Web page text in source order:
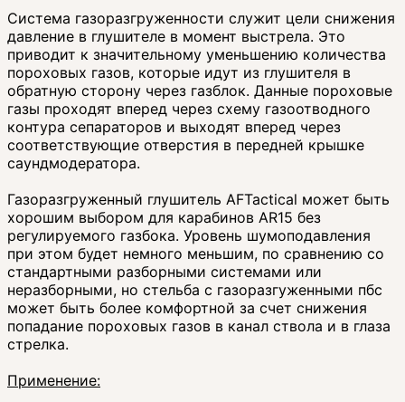
Система газоразгруженности служит цели снижения
давление в глушителе в момент выстрела. Это
приводит к значительному уменьшению количества
пороховых газов, которые идут из глушителя в
обратную сторону через газблок. Данные пороховые
газы проходят вперед через схему газоотводного
контура сепараторов и выходят вперед через
соответствующие отверстия в передней крышке
саундмодератора.
Газоразгруженный глушитель AFTactical может быть
хорошим выбором для карабинов AR15 без
регулируемого газбока. Уровень шумоподавления
при этом будет немного меньшим, по сравнению со
стандартными разборными системами или
неразборными, но стельба с газоразгуженными пбс
может быть более комфортной за счет снижения
попадание пороховых газов в канал ствола и в глаза
стрелка.
Применение: